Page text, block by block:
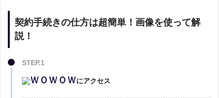
契約手続きの仕方は超簡単！画像を使って解
説！
STEP.1
ＷＯＷＯＷにアクセス